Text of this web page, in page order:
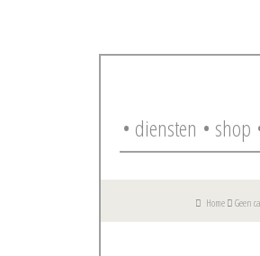
• diensten • shop
Home Geen